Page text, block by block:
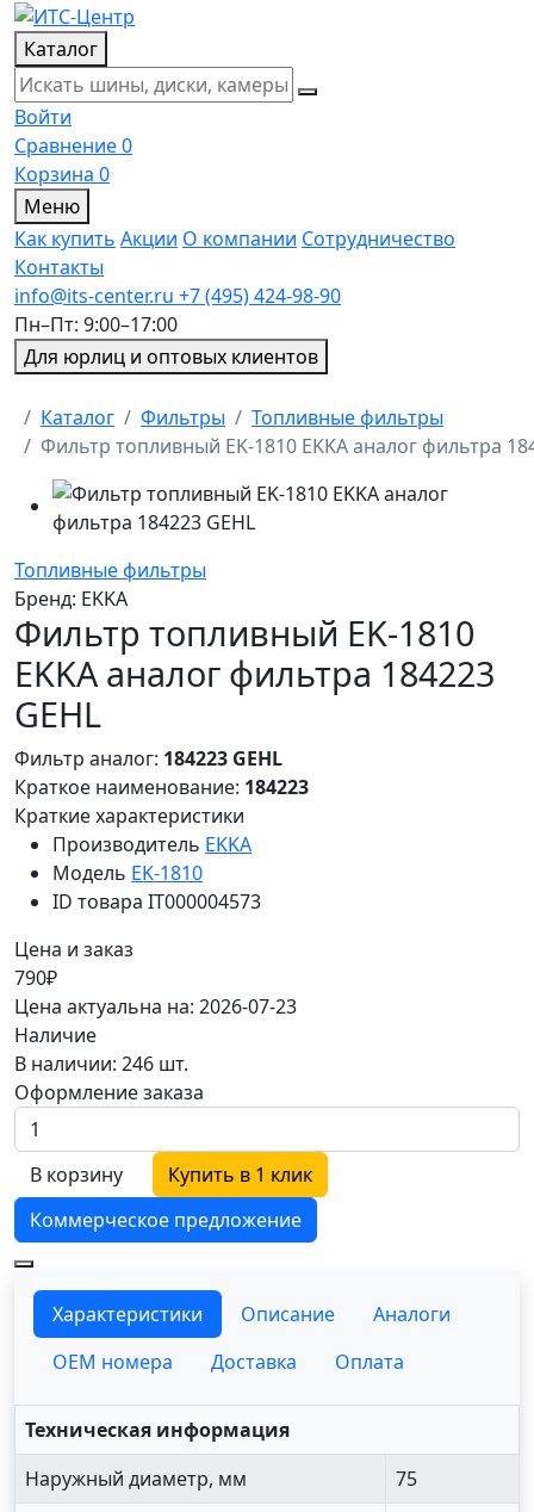
Каталог
Войти
Сравнение0
Корзина 0
Меню
Как купить Акции О компании Сотрудничество
Контакты
info@its-center.ru +7 (495) 424-98-90
Пн–Пт: 9:00–17:00
Для юрлиц и оптовых клиентов
Главная
Каталог Фильтры
Топливные фильтры
Фильтр топливный EK-1810 EKKA аналог фильтра
Топливные фильтры
Бренд: EKKA
Фильтр топливный EK-1810
EKKA аналог фильтра 184223
GEHL
Фильтр аналог: 184223 GEHL
Краткое наименование: 184223
Краткие характеристики
Производитель EKKA
Модель EK-1810
ID товара IT000004573
Цена и заказ
790₽
Цена актуальна на: 2026-07-23
Наличие
В наличии: 246 шт.
Оформление заказа
В корзину
Купить в 1 клик
Коммерческое предложение
Характеристики Описание
Аналоги
OEM номера
Доставка Оплата
Техническая информация
Наружный диаметр, мм
75